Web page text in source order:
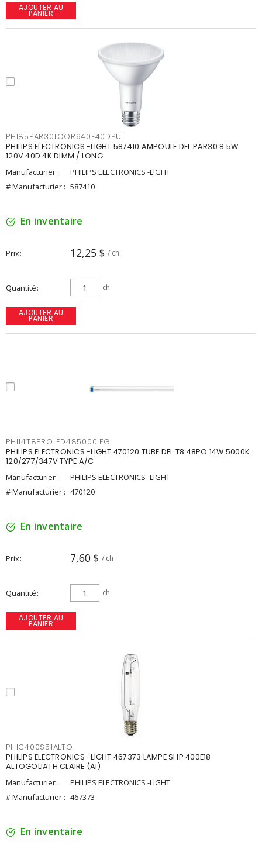
AJOUTER AU
PANIER
PHI85PAR30LCOR940F40DPUL
PHILIPS ELECTRONICS -LIGHT 587410 AMPOULE DEL PAR30 8.5W
120V 40D 4K DIMM / LONG
Manufacturier :
PHILIPS ELECTRONICS -LIGHT
# Manufacturier : 587410
En inventaire
Prix 12,25 $ / ch
Quantité ch
AJOUTER AU
PANIER
PHI14T8PROLED485000IFG
PHILIPS ELECTRONICS -LIGHT 470120 TUBE DEL T8 48PO 14W 5000K
120/277/347V TYPE A/C
Manufacturier :
PHILIPS ELECTRONICS -LIGHT
# Manufacturier : 470120
En inventaire
Prix 7,60 $ / ch
Quantité ch
AJOUTER AU
PANIER
PHIC400S51ALTO
PHILIPS ELECTRONICS -LIGHT 467373 LAMPE SHP 400E18
ALTOGOLIATH CLAIRE (AI)
Manufacturier :
PHILIPS ELECTRONICS -LIGHT
# Manufacturier : 467373
En inventaire